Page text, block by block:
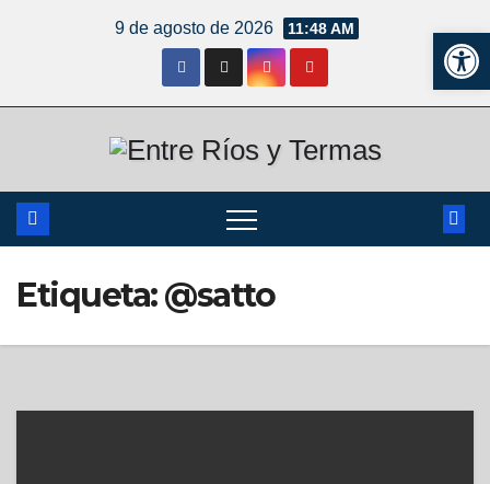
9 de agosto de 2026 11:48 AM
Etiqueta:@satto